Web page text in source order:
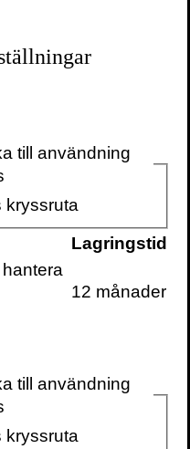
mejla
till användning
kryssruta
Lagringstid
12 månader
till användning
kryssruta